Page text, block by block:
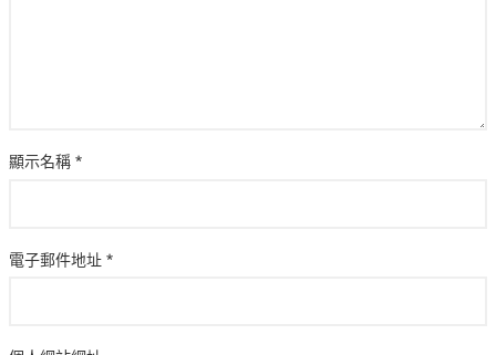
顯示名稱 *
電子郵件地址 *